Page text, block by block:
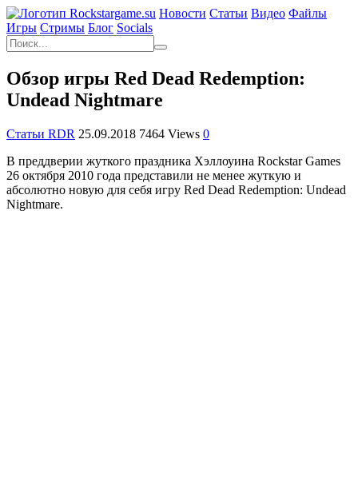
Новости Статьи Видео Файлы
Игры Cтримы Блог Socials
Обзор игры Red Dead Redemption:
Undead Nightmare
Статьи RDR 25.09.2018 7464 Views 0
В преддверии жуткого праздника Хэллоуина Rockstar Games
26 октября 2010 года представили не менее жуткую и
абсолютно новую для себя игру Red Dead Redemption: Undead
Nightmare.